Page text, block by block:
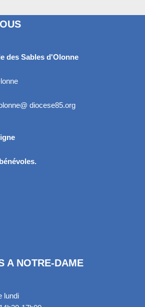
des Sables d'Olonne
diocese85.org
A NOTRE-DAME
lundi